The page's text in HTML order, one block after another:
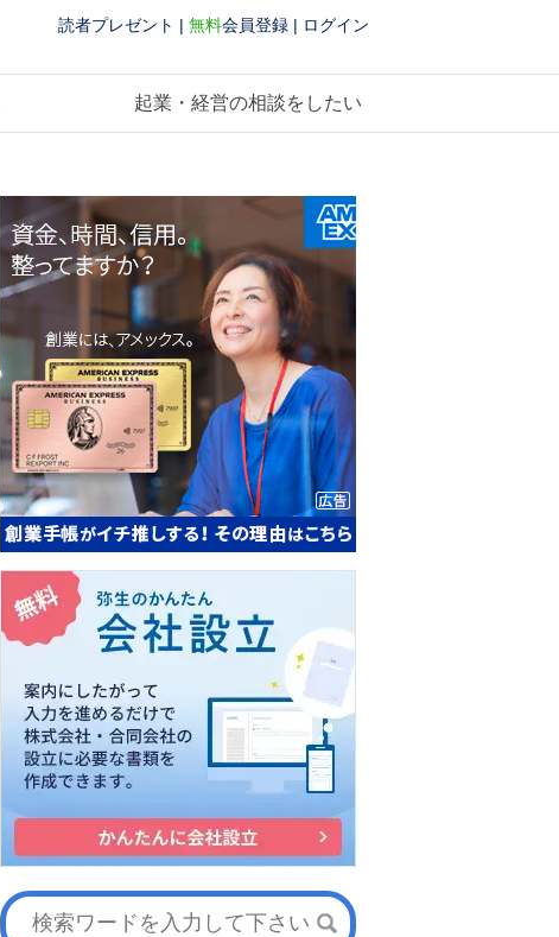
読者プレゼント | 無料会員登録 | ログイン
起業・経営の相談をしたい